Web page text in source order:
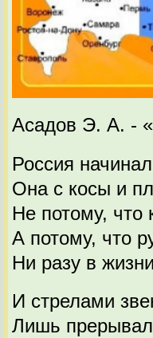
Асадов Э. А. -
Россия
Она с косы и
Не потому, что
А потому, что
Ни разу в
И стрелами
Лишь